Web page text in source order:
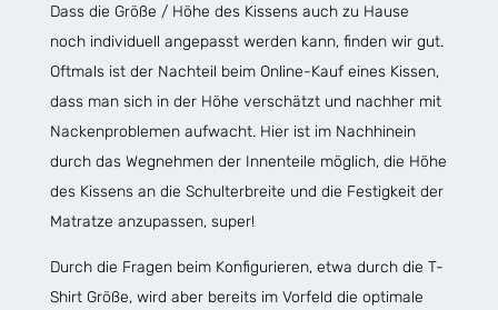
Dass die Größe / Höhe des Kissens auch zu Hause
noch individuell angepasst werden kann, finden wir gut.
Oftmals ist der Nachteil beim Online-Kauf eines Kissen,
dass man sich in der Höhe verschätzt und nachher mit
Nackenproblemen aufwacht. Hier ist im Nachhinein
durch das Wegnehmen der Innenteile möglich, die Höhe
des Kissens an die Schulterbreite und die Festigkeit der
Matratze anzupassen, super!
Durch die Fragen beim Konfigurieren, etwa durch die T-
Shirt Größe, wird aber bereits im Vorfeld die optimale